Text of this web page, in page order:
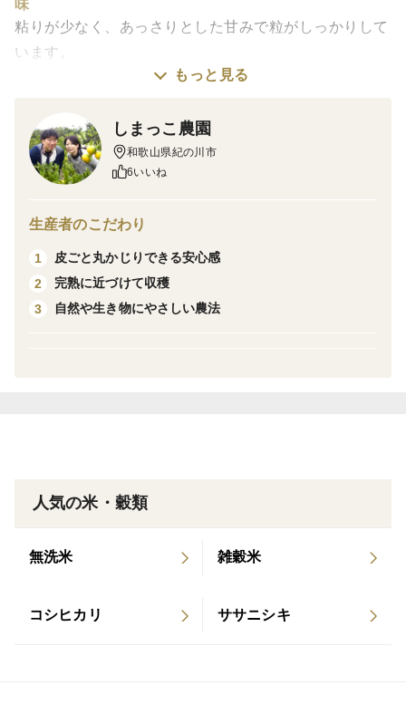
味
粘りが少なく、あっさりとした甘みで粒がしっかりして
います。
すし飯、チャーハン、ピラフ、カレーや丼ものに最適！
冷めても固くならず、食べ飽きません。
噛めば噛むほど広がる優しい甘さ。
消化や吸収も穏やかで体への負担が少ないこともうれし
いポイントです！
がら、すくすくと育ちました♪
しさと満足感を味わえます✨
もっと見る
しまっこ農園
和歌山県紀の川市
6いいね
生産者のこだわり
1
皮ごと丸かじりできる安心感
2
完熟に近づけて収穫
3
自然や生き物にやさしい農法
人気の米・穀類
無洗米 雑穀米
コシヒカリ ササニシキ